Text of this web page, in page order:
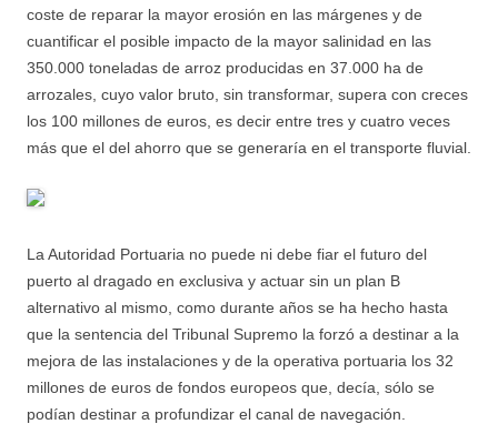
coste de reparar la mayor erosión en las márgenes y de
cuantificar el posible impacto de la mayor salinidad en las
350.000 toneladas de arroz producidas en 37.000 ha de
arrozales, cuyo valor bruto, sin transformar, supera con creces
los 100 millones de euros, es decir entre tres y cuatro veces
más que el del ahorro que se generaría en el transporte fluvial.
La Autoridad Portuaria no puede ni debe fiar el futuro del
puerto al dragado en exclusiva y actuar sin un plan B
alternativo al mismo, como durante años se ha hecho hasta
que la sentencia del Tribunal Supremo la forzó a destinar a la
mejora de las instalaciones y de la operativa portuaria los 32
millones de euros de fondos europeos que, decía, sólo se
podían destinar a profundizar el canal de navegación.